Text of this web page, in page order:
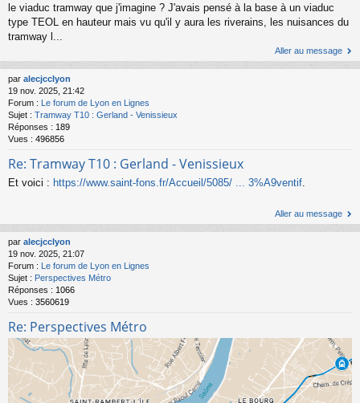
le viaduc tramway que j'imagine ? J'avais pensé à la base à un viaduc
type TEOL en hauteur mais vu qu'il y aura les riverains, les nuisances du
tramway l...
Aller au message
par alecjcclyon
19 nov. 2025, 21:42
Forum : Le forum de Lyon en Lignes
Sujet : Tramway T10 : Gerland - Venissieux
Réponses : 189
Vues : 496856
Re: Tramway T10 : Gerland - Venissieux
Et voici : https://www.saint-fons.fr/Accueil/5085/ ... 3%A9ventif
Aller au message
par alecjcclyon
19 nov. 2025, 21:07
Forum : Le forum de Lyon en Lignes
Sujet : Perspectives Métro
Réponses : 1066
Vues : 3560619
Re: Perspectives Métro